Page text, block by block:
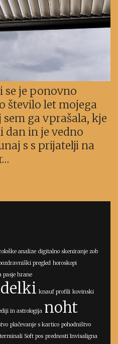
se je ponovno
število let mojega
ga vprašala, kje
dan in je vedno
s s prijatelji na
analize digitalno skeniranje zob
pregled horoskopi
pasje hrane
knauf profili kovinski
in astrologija noht
plačevanje s kartico pohodništvo
Soft pos prednosti Invisaligna